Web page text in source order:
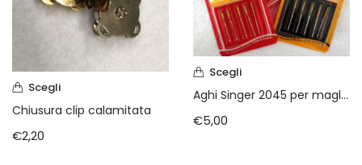
Scegli
Chiusura clip calamitata
€2,20
Scegli
Aghi Singer 2045 per maglina
€5,00